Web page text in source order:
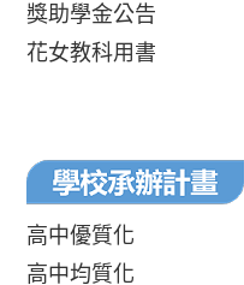
獎助學金公告
花女教科用書
高中優質化
高中均質化